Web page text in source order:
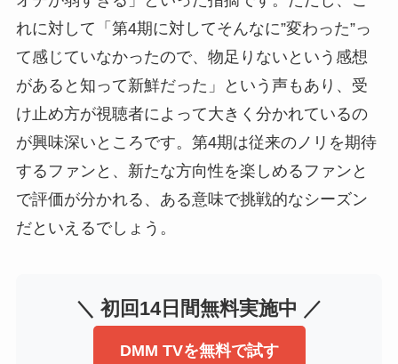
れに対して「第4期に対してそんなに”変わった”っ
て感じていなかったので、物足りないという感想
があると知って新鮮だった」という声もあり、受
け止め方が視聴者によって大きく分かれているの
が興味深いところです。第4期は従来のノリを期待
するファンと、新たな方向性を楽しめるファンと
で評価が分かれる、ある意味で挑戦的なシーズン
だといえるでしょう。
＼ 初回14日間無料実施中 ／
DMM TVを無料で試す